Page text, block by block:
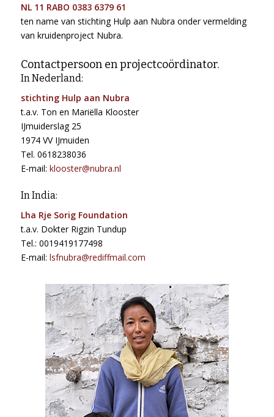
NL 11 RABO 0383 6379 61
ten name van stichting Hulp aan Nubra onder vermelding
van kruidenproject Nubra.
Contactpersoon en projectcoördinator.
In Nederland:
stichting Hulp aan Nubra
t.a.v. Ton en Mariëlla Klooster
IJmuiderslag 25
1974 VV IJmuiden
Tel. 0618238036
E-mail: klooster@nubra.nl
In India:
Lha Rje Sorig Foundation
t.a.v. Dokter Rigzin Tundup
Tel.: 0019419177498
E-mail: lsfnubra@rediffmail.com